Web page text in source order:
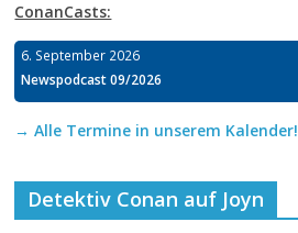
ConanCasts:
6. September 2026
Newspodcast 09/2026
→ Alle Termine in unserem Kalender!
Detektiv Conan auf Joyn